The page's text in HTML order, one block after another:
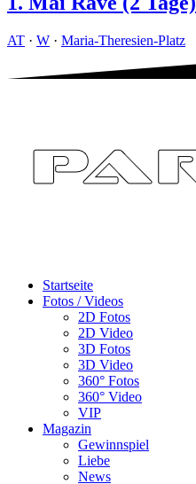
AT · W · Maria-Theresien-Platz
Startseite
Fotos / Videos
2D Fotos
2D Video
3D Fotos
3D Video
360° Fotos
360° Video
VIP
Magazin
Gewinnspiel
Liebe
News